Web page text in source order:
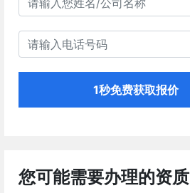
1秒免费获取报价
您可能需要办理的资质